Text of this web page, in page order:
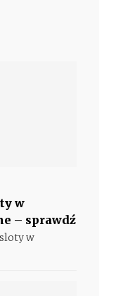
w
– sprawdź
w